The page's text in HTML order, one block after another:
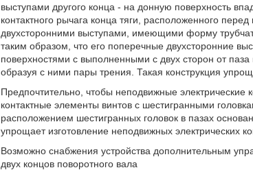
выступами другого конца - на донную поверхность
контактного рычага конца тяги, расположенного
двухсторонними выступами, имеющими форму
таким образом, что его поперечные двухсторонние
поверхностями с выполненными с двух сторон от
образуя с ними пары трения. Такая конструкция
Предпочтительно, чтобы неподвижные
контактные элементы винтов с шестигранными
расположением шестигранных головок в пазах
упрощает изготовление неподвижных электрических
Возможно снабжения устройства дополнительным
двух концов поворотного вала